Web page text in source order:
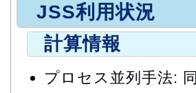
JSS利用状況
計算情報
プロセス並列手法: